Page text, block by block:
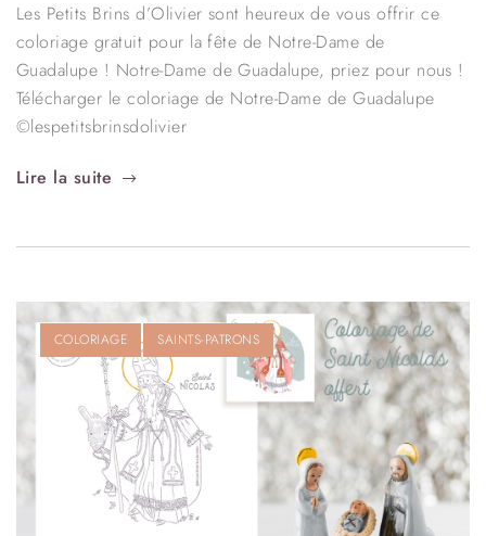
Les Petits Brins d’Olivier sont heureux de vous offrir ce
coloriage gratuit pour la fête de Notre-Dame de
Guadalupe ! Notre-Dame de Guadalupe, priez pour nous !
Télécharger le coloriage de Notre-Dame de Guadalupe
©lespetitsbrinsdolivier
Lire la suite
COLORIAGE SAINTS-PATRONS